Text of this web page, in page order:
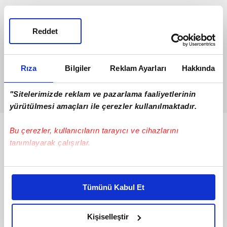
Rıza Bilgiler Reklam Ayarları Hakkında
"Sitelerimizde reklam ve pazarlama faaliyetlerinin
yürütülmesi amaçları ile çerezler kullanılmaktadır.
Bu çerezler, kullanıcıların tarayıcı ve cihazlarını
tanımlayarak çalışırlar.
Bu çerezlere izin vermeniz halinde sizlere özel
daha iyi reklam deneyimi yaşatabiliriz. Bunu yaparken
amacımızın size daha iyi bir reklam deneyimi sunmak
olduğunu ve sizlere en iyi içerikleri sunabilmek adına
Tümünü Kabul Et
Kişiselleştir
Reddet
Bunlar da Var